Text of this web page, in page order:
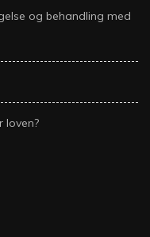
og behandling med
loven?